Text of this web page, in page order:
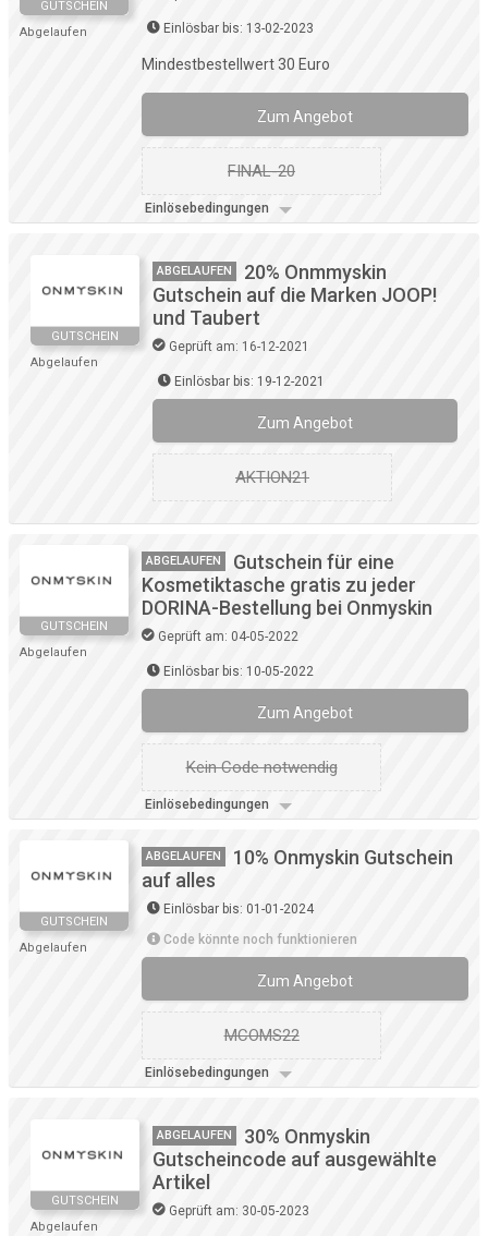
GUTSCHEIN
Abgelaufen
Einlösbar bis: 13-02-2023
Mindestbestellwert 30 Euro
Zum Angebot
FINAL-20
Einlösebedingungen
GUTSCHEIN
Abgelaufen
ABGELAUFEN
20% Onmmyskin
Gutschein auf die Marken JOOP!
und Taubert
Geprüft am: 16-12-2021
Einlösbar bis: 19-12-2021
Zum Angebot
AKTION21
GUTSCHEIN
Abgelaufen
ABGELAUFEN
Gutschein für eine
Kosmetiktasche gratis zu jeder
DORINA-Bestellung bei Onmyskin
Geprüft am: 04-05-2022
Einlösbar bis: 10-05-2022
Zum Angebot
Kein Code notwendig
Einlösebedingungen
GUTSCHEIN
Abgelaufen
ABGELAUFEN
10% Onmyskin Gutschein
auf alles
Einlösbar bis: 01-01-2024
Code könnte noch funktionieren
Zum Angebot
MCOMS22
Einlösebedingungen
GUTSCHEIN
Abgelaufen
ABGELAUFEN
30% Onmyskin
Gutscheincode auf ausgewählte
Artikel
Geprüft am: 30-05-2023